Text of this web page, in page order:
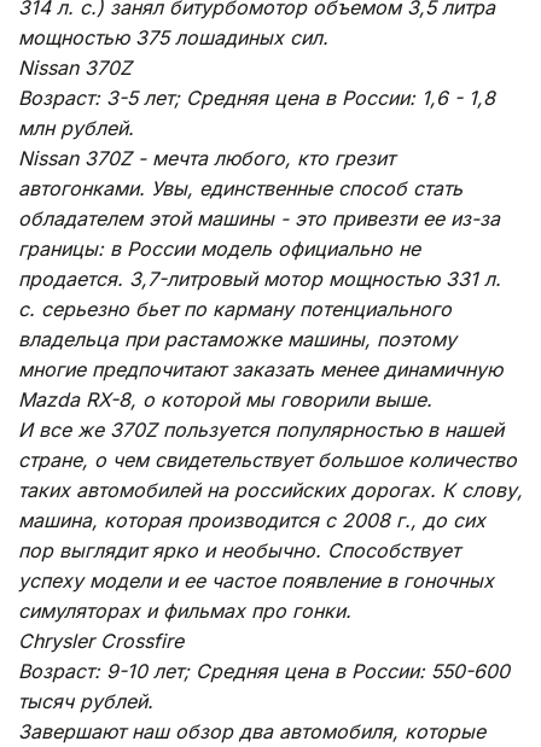
314 л. с.) занял битурбомотор объемом 3,5 литра
мощностью 375 лошадиных сил.
Nissan 370Z
Возраст: 3-5 лет; Средняя цена в России: 1,6 - 1,8
млн рублей.
Nissan 370Z - мечта любого, кто грезит
автогонками. Увы, единственные способ стать
обладателем этой машины - это привезти ее из-за
границы: в России модель официально не
продается. 3,7-литровый мотор мощностью 331 л.
с. серьезно бьет по карману потенциального
владельца при растаможке машины, поэтому
многие предпочитают заказать менее динамичную
Mazda RX-8, о которой мы говорили выше.
И все же 370Z пользуется популярностью в нашей
стране, о чем свидетельствует большое количество
таких автомобилей на российских дорогах. К слову,
машина, которая производится с 2008 г., до сих
пор выглядит ярко и необычно. Способствует
успеху модели и ее частое появление в гоночных
симуляторах и фильмах про гонки.
Chrysler Crossfire
Возраст: 9-10 лет; Средняя цена в России: 550-600
тысяч рублей.
Завершают наш обзор два автомобиля, которые